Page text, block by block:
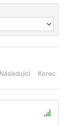
Následující Konec